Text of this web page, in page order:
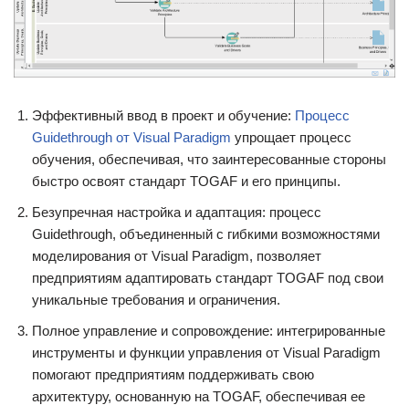
Эффективный ввод в проект и обучение: Процесс
Guidethrough от Visual Paradigm упрощает процесс
обучения, обеспечивая, что заинтересованные стороны
быстро освоят стандарт TOGAF и его принципы.
Безупречная настройка и адаптация: процесс
Guidethrough, объединенный с гибкими возможностями
моделирования от Visual Paradigm, позволяет
предприятиям адаптировать стандарт TOGAF под свои
уникальные требования и ограничения.
Полное управление и сопровождение: интегрированные
инструменты и функции управления от Visual Paradigm
помогают предприятиям поддерживать свою
архитектуру, основанную на TOGAF, обеспечивая ее